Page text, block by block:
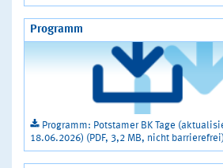
Programm
Programm: Potstamer BK Tage
18.06.2026) (PDF, 3,2 MB, nicht barrierefrei)